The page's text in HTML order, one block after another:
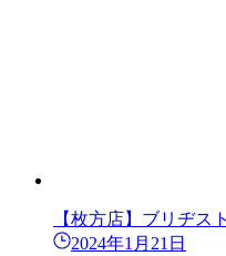
【枚方店】ブリヂス
2024年1月21日